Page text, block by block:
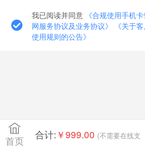
我已阅读并同意 《合规使用手机卡
网服务协议及业务协议》
《关于
使用规则的公告》
首页
合计:￥999.00 (不需要在线支